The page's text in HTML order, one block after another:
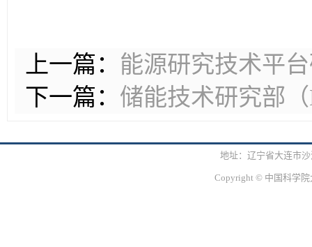
上一篇： 能源研究技术平
下一篇： 储能技术研究部
地址：辽宁省大连市
Copyright © 中国科学